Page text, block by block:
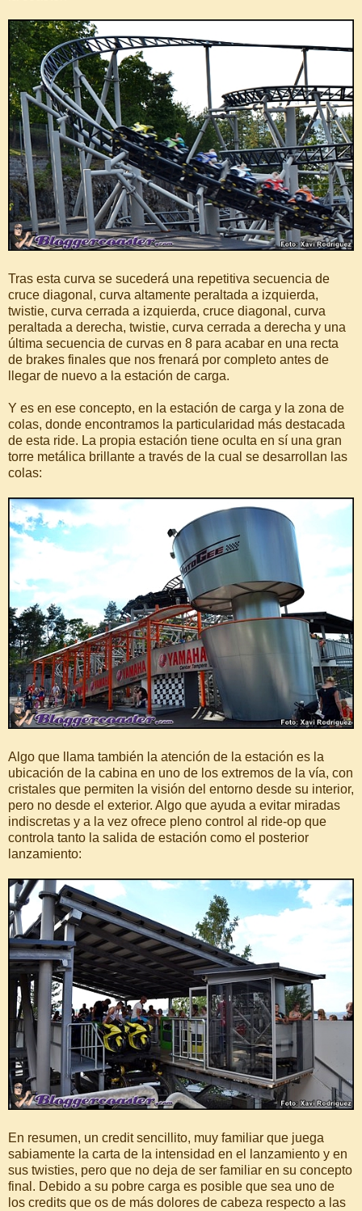
Tras esta curva se sucederá una repetitiva secuencia de
cruce diagonal, curva altamente peraltada a izquierda,
twistie, curva cerrada a izquierda, cruce diagonal, curva
peraltada a derecha, twistie, curva cerrada a derecha y una
última secuencia de curvas en 8 para acabar en una recta
de brakes finales que nos frenará por completo antes de
llegar de nuevo a la estación de carga.
Y es en ese concepto, en la estación de carga y la zona de
colas, donde encontramos la particularidad más destacada
de esta ride. La propia estación tiene oculta en sí una gran
torre metálica brillante a través de la cual se desarrollan las
colas:
Algo que llama también la atención de la estación es la
ubicación de la cabina en uno de los extremos de la vía, con
cristales que permiten la visión del entorno desde su interior,
pero no desde el exterior. Algo que ayuda a evitar miradas
indiscretas y a la vez ofrece pleno control al ride-op que
controla tanto la salida de estación como el posterior
lanzamiento:
En resumen, un credit sencillito, muy familiar que juega
sabiamente la carta de la intensidad en el lanzamiento y en
sus twisties, pero que no deja de ser familiar en su concepto
final. Debido a su pobre carga es posible que sea uno de
los credits que os de más dolores de cabeza respecto a las